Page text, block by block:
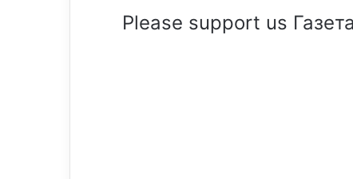
Please support us